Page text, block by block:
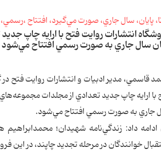
انتشارات روايت فتح با ارايه چاپ
سال جاري به صورت رسمي افتتاح مي‌شود
قاسمي، مدير ادبيات و انتشارات روايت فتح در
با ارايه چاپ جديد تعدادي از مجلدات
جاري به صورت رسمي افتتاح مي‌شود.
داد: زندگي‌نامه شهيدان؛
خوانندگان در مرحله تجديد چاپند، در اين